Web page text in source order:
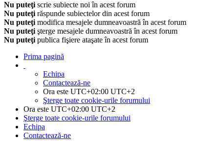
Nu puteţi scrie subiecte noi în acest forum
Nu puteţi răspunde subiectelor din acest forum
Nu puteţi modifica mesajele dumneavoastră în acest forum
Nu puteţi şterge mesajele dumneavoastră în acest forum
Nu puteţi publica fişiere ataşate în acest forum
Prima pagină
Echipa
Contactează-ne
Ora este UTC+02:00 UTC+2
Şterge toate cookie-urile forumului
Ora este UTC+02:00 UTC+2
Şterge toate cookie-urile forumului
Echipa
Contactează-ne